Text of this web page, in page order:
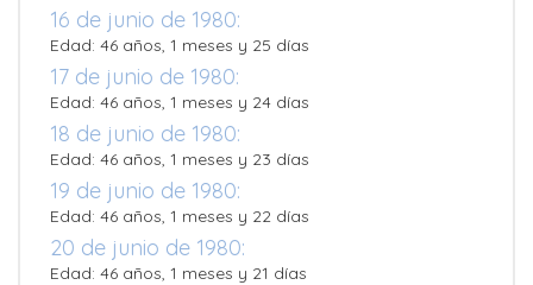
16 de junio de 1980:
Edad: 46 años, 1 meses y 25 días
17 de junio de 1980:
Edad: 46 años, 1 meses y 24 días
18 de junio de 1980:
Edad: 46 años, 1 meses y 23 días
19 de junio de 1980:
Edad: 46 años, 1 meses y 22 días
20 de junio de 1980:
Edad: 46 años, 1 meses y 21 días